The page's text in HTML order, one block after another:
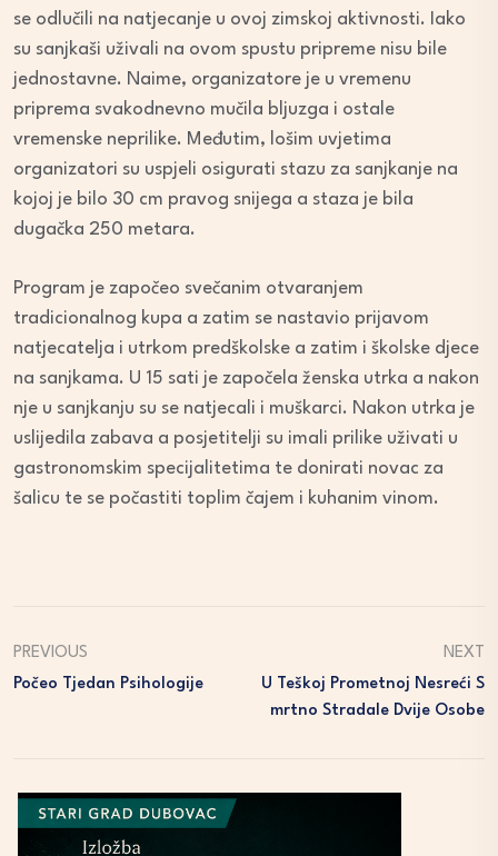
se odlučili na natjecanje u ovoj zimskoj aktivnosti. Iako
su sanjkaši uživali na ovom spustu pripreme nisu bile
jednostavne. Naime, organizatore je u vremenu
priprema svakodnevno mučila bljuzga i ostale
vremenske neprilike. Međutim, lošim uvjetima
organizatori su uspjeli osigurati stazu za sanjkanje na
kojoj je bilo 30 cm pravog snijega a staza je bila
dugačka 250 metara.
Program je započeo svečanim otvaranjem
tradicionalnog kupa a zatim se nastavio prijavom
natjecatelja i utrkom predškolske a zatim i školske djece
na sanjkama. U 15 sati je započela ženska utrka a nakon
nje u sanjkanju su se natjecali i muškarci. Nakon utrka je
uslijedila zabava a posjetitelji su imali prilike uživati u
gastronomskim specijalitetima te donirati novac za
šalicu te se počastiti toplim čajem i kuhanim vinom.
PREVIOUS
Počeo Tjedan Psihologije
NEXT
U Teškoj Prometnoj Nesreći S
Mrtno Stradale Dvije Osobe